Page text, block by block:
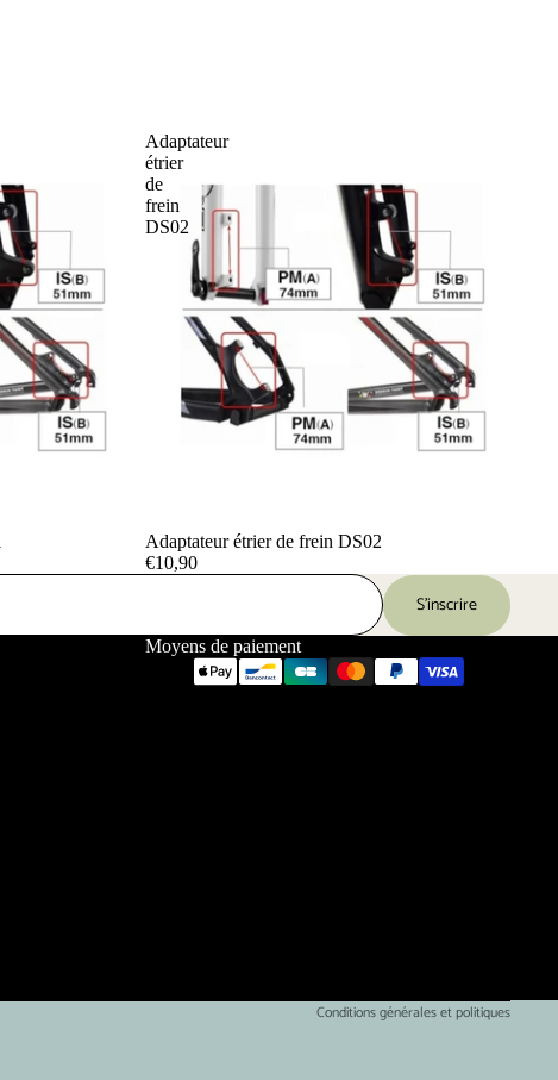
Adaptateur
étrier
de
frein
DS02
Adaptateur étrier de frein DS02
€10,90
S’inscrire
Moyens de paiement
Conditions générales et politiques